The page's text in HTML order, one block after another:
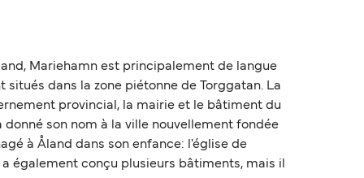
Mariehamn est principalement de langue
dans la zone piétonne de Torggatan. La
provincial, la mairie et le bâtiment du
son nom à la ville nouvellement fondée
à Åland dans son enfance: l'église de
également conçu plusieurs bâtiments, mais il